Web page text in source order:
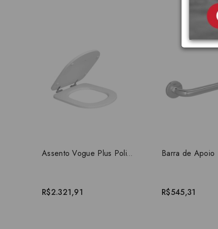
Assento Vogue Plus Poliester Deca AP.51.17
R$2.321,91 R$545,31